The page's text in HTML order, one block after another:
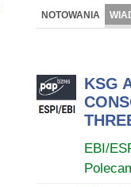
BR LAB
NOTOWANIA
KSG
EBI/